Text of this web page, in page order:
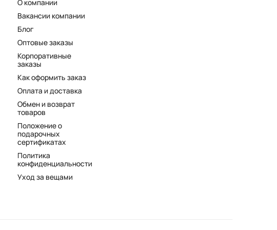
О компании
Вакансии компании
Блог
Оптовые заказы
Корпоративные
заказы
Как оформить заказ
Оплата и доставка
Обмен и возврат
товаров
Положение о
подарочных
сертификатах
Политика
конфиденциальности
Уход за вещами